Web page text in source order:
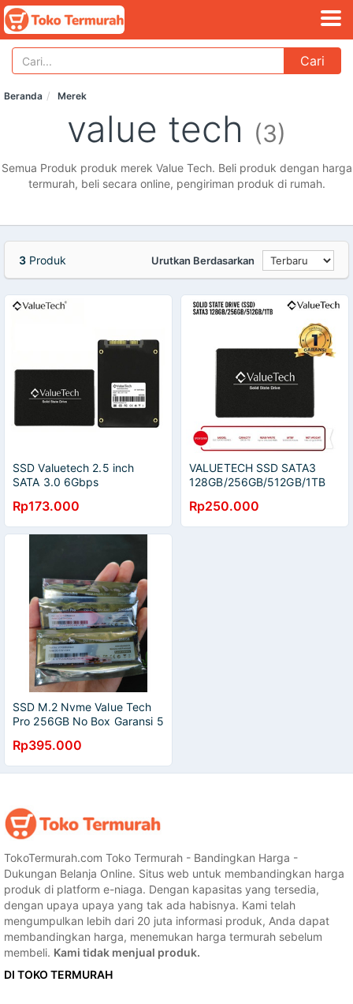
Cari
Beranda Merek
value tech (3)
Semua Produk produk merek Value Tech. Beli produk dengan harga
termurah, beli secara online, pengiriman produk di rumah.
3 Produk Urutkan Berdasarkan
SSD Valuetech 2.5 inch
SATA 3.0 6Gbps
Rp173.000
VALUETECH SSD SATA3
128GB/256GB/512GB/1TB
Rp250.000
SSD M.2 Nvme Value Tech
Pro 256GB No Box Garansi 5
Rp395.000
TokoTermurah.com Toko Termurah - Bandingkan Harga -
Dukungan Belanja Online. Situs web untuk membandingkan harga
produk di platform e-niaga. Dengan kapasitas yang tersedia,
dengan upaya upaya yang tak ada habisnya. Kami telah
mengumpulkan lebih dari 20 juta informasi produk, Anda dapat
membandingkan harga, menemukan harga termurah sebelum
membeli. Kami tidak menjual produk.
DI TOKO TERMURAH